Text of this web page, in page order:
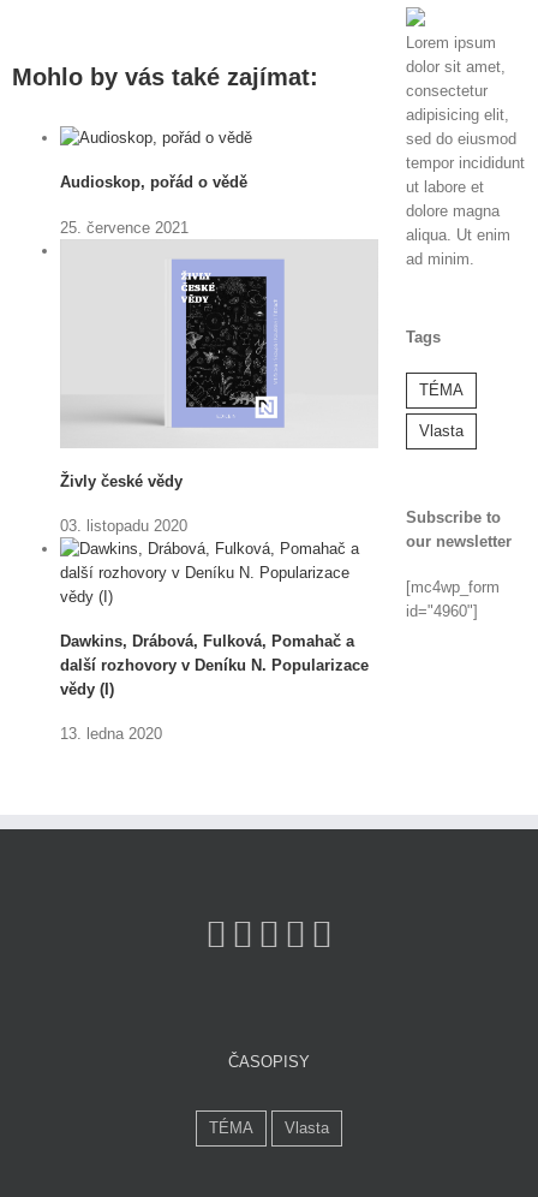
Mohlo by vás také zajímat:
Audioskop, pořád o vědě
25. července 2021
Živly české vědy
03. listopadu 2020
Dawkins, Drábová, Fulková, Pomahač a
další rozhovory v Deníku N. Popularizace
vědy (I)
13. ledna 2020
Lorem ipsum
dolor sit amet,
consectetur
adipisicing elit,
sed do eiusmod
tempor incididunt
ut labore et
dolore magna
aliqua. Ut enim
ad minim.
Tags
TÉMA
Vlasta
Subscribe to
our newsletter
[mc4wp_form
id="4960"]
ČASOPISY
TÉMA Vlasta